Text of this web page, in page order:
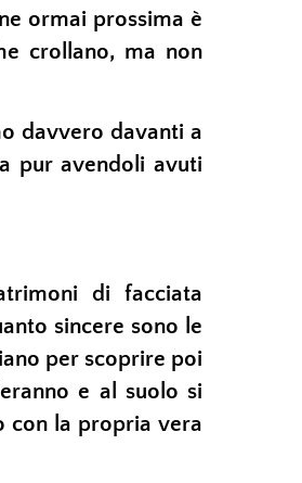
ormai prossima è
crollano, ma non
davvero davanti a
pur avendoli avuti
di facciata
sincere sono le
per scoprire poi
e al suolo si
con la propria vera